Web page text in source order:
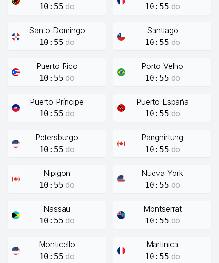
10:55 do 10:55 do
Santo Domingo
10:55 do
Santiago
10:55 do
Puerto Rico
10:55 do
Porto Velho
10:55 do
Puerto Príncipe
10:55 do
Puerto España
10:55 do
Petersburgo
10:55 do
Pangnirtung
10:55 do
Nipigon
10:55 do
Nueva York
10:55 do
Nassau
10:55 do
Montserrat
10:55 do
Monticello
10:55 do
Martinica
10:55 do